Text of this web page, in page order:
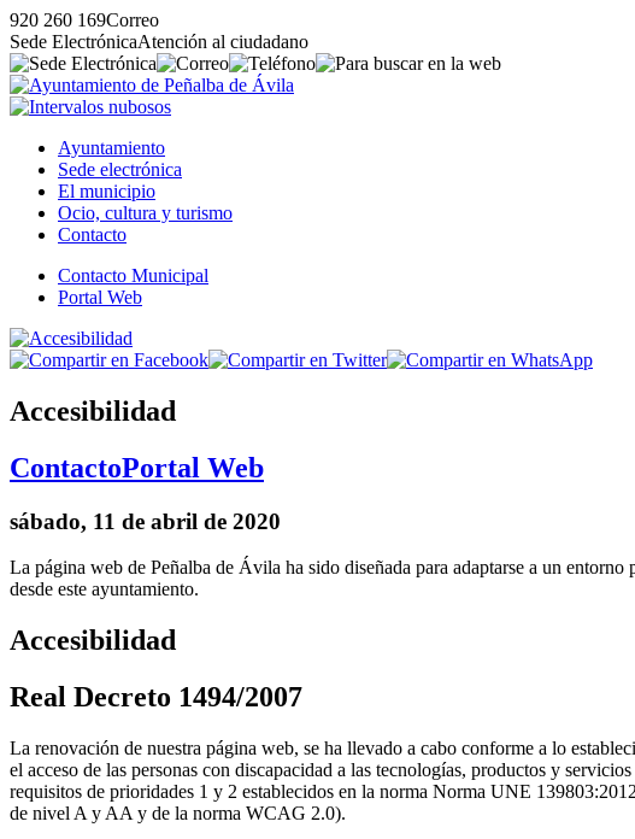
920 260 169Correo
Sede ElectrónicaAtención al ciudadano
Ayuntamiento
Sede electrónica
El municipio
Ocio, cultura y turismo
Contacto
Contacto Municipal
Portal Web
Accesibilidad
ContactoPortal Web
sábado, 11 de abril de 2020
La página web de Peñalba de Ávila ha sido diseñada para adaptarse a un
desde este ayuntamiento.
Accesibilidad
Real Decreto 1494/2007
La renovación de nuestra página web, se ha llevado a cabo conforme a lo
el acceso de las personas con discapacidad a las tecnologías, productos y
requisitos de prioridades 1 y 2 establecidos en la norma Norma UNE
de nivel A y AA y de la norma WCAG 2.0).